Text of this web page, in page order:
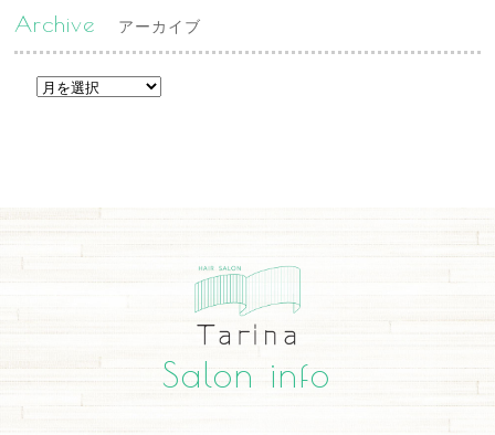
Archive アーカイブ
Salon info